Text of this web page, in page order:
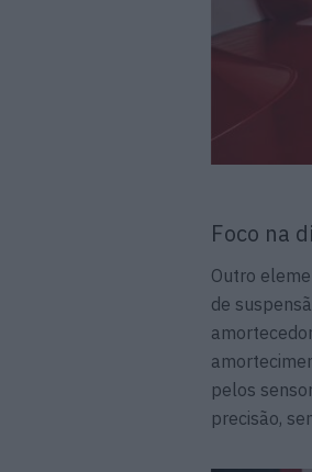
Foco na
Outro
de
pelos
precisão,